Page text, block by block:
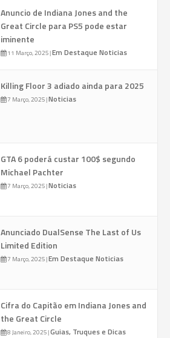
Anuncio de Indiana Jones and the
Great Circle para PS5 pode estar
iminente
11 Março, 2025|Em Destaque Noticias
Killing Floor 3 adiado ainda para 2025
7 Março, 2025|Noticias
GTA 6 poderá custar 100$ segundo
Michael Pachter
7 Março, 2025|Noticias
Anunciado DualSense The Last of Us
Limited Edition
7 Março, 2025|Em Destaque Noticias
Cifra do Capitão em Indiana Jones and
the Great Circle
8 Janeiro, 2025|Guias, Truques e Dicas